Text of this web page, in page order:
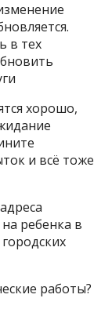
в тех
хорошо,
и всё тоже
ребенка в
работы?